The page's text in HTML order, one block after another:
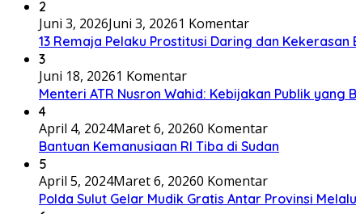
2
Juni 3, 2026Juni 3, 20261 Komentar
13 Remaja Pelaku Prostitusi Daring dan
3
Juni 18, 20261 Komentar
Menteri ATR Nusron Wahid: Kebijakan Publik
4
April 4, 2024Maret 6, 20260 Komentar
Bantuan Kemanusiaan RI Tiba di Sudan
5
April 5, 2024Maret 6, 20260 Komentar
Polda Sulut Gelar Mudik Gratis Antar Provinsi